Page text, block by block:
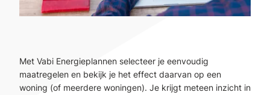
Met Vabi Energieplannen selecteer je eenvoudig
maatregelen en bekijk je het effect daarvan op een
woning (of meerdere woningen). Je krijgt meteen inzicht in